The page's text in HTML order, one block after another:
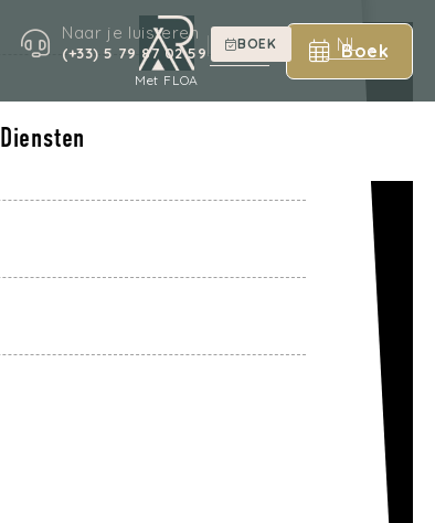
NL
Naar je luisteren
(+33) 5 79 87 02 59| BOEK
Met FLOA
NL Boek
Diensten